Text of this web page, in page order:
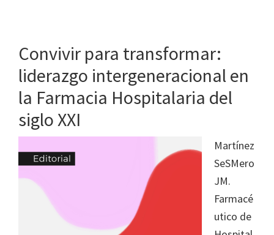
Convivir para transformar:
liderazgo intergeneracional en
la Farmacia Hospitalaria del
siglo XXI
Martínez
SeSMero
JM.
Farmacé
utico de